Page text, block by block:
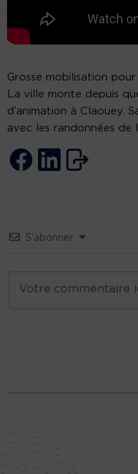
Grosse mobilisation
La ville monte depuis
d’animation à Claouey.
avec les randonnées de
S’abonner